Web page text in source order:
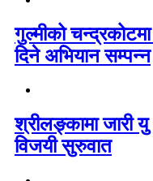
गुल्मीको
दिने अभियान सम्पन्न
श्रीलङ्कामा जारी
विजयी सुरुवात